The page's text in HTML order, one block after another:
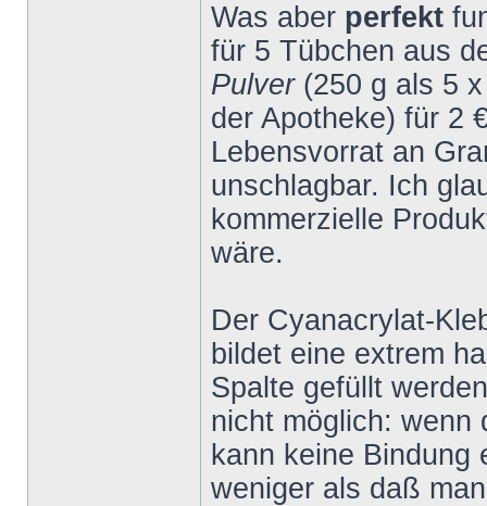
Was aber perfekt
für 5 Tübchen aus
Pulver(250 g als 5 x
der Apotheke) für 2
Lebensvorrat an
unschlagbar. Ich
kommerzielle
wäre.
Der Cyanacrylat-
bildet eine extrem
Spalte gefüllt
nicht möglich: wenn
kann keine Bindung
weniger als daß